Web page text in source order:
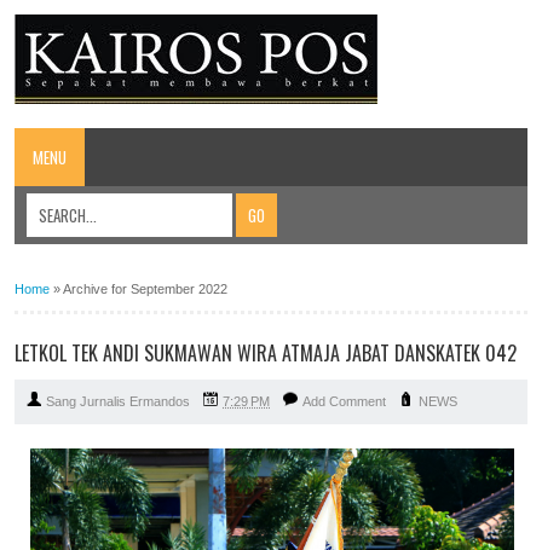
MENU
Home »Archive for September 2022
LETKOL TEK ANDI SUKMAWAN WIRA ATMAJA JABAT DANSKATEK 042
Sang Jurnalis Ermandos 7:29 PM Add Comment NEWS